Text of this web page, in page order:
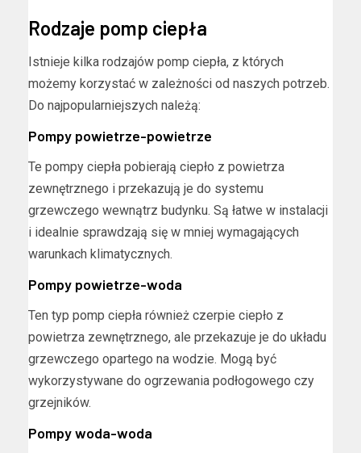
Rodzaje pomp ciepła
Istnieje kilka rodzajów pomp ciepła, z których
możemy korzystać w zależności od naszych potrzeb.
Do najpopularniejszych należą:
Pompy powietrze-powietrze
Te pompy ciepła pobierają ciepło z powietrza
zewnętrznego i przekazują je do systemu
grzewczego wewnątrz budynku. Są łatwe w instalacji
i idealnie sprawdzają się w mniej wymagających
warunkach klimatycznych.
Pompy powietrze-woda
Ten typ pomp ciepła również czerpie ciepło z
powietrza zewnętrznego, ale przekazuje je do układu
grzewczego opartego na wodzie. Mogą być
wykorzystywane do ogrzewania podłogowego czy
grzejników.
Pompy woda-woda